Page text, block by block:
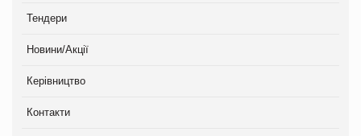
Тендери
Новини/Акції
Керівництво
Контакти